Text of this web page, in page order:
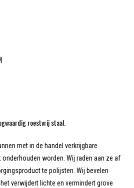
roestvrij staal.
met in de handel verkrijgbare
worden. Wij raden aan ze af
te polijsten. Wij bevelen
het verwijdert lichte en vermindert grove